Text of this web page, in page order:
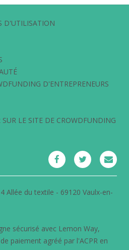
D'UTILISATION
D'ENTREPRENEURS
LE SITE DE CROWDFUNDING
Allée du textile - 69120 Vaulx-en-
sécurisé avec Lemon Way,
paiement agréé par l'ACPR en